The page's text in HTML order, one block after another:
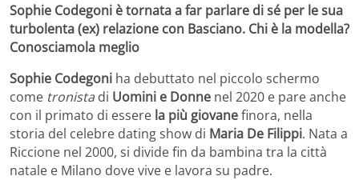
Sophie Codegoni è tornata a far parlare di sé per le sua
turbolenta (ex) relazione con Basciano. Chi è la modella?
Conosciamola meglio
Sophie Codegoni ha debuttato nel piccolo schermo
come tronista di Uomini e Donne nel 2020 e pare anche
con il primato di essere la più giovanefinora, nella
storia del celebre dating show di Maria De Filippi. Nata a
Riccione nel 2000, si divide fin da bambina tra la città
natale e Milano dove vive e lavora su padre.